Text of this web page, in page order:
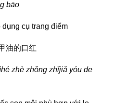
bāo
cụ trang điểm
油的口红
zhè zhǒng zhǐjiǎ yóu de